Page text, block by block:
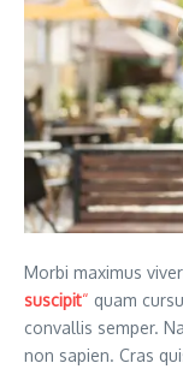
Morbi maximus
suscipit“ quam
convallis semper.
non sapien. Cras